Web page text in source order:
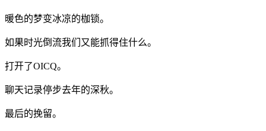
暖色的梦变冰凉的枷锁。
如果时光倒流我们又能抓得住什么。
打开了OICQ。
聊天记录停步去年的深秋。
最后的挽留。